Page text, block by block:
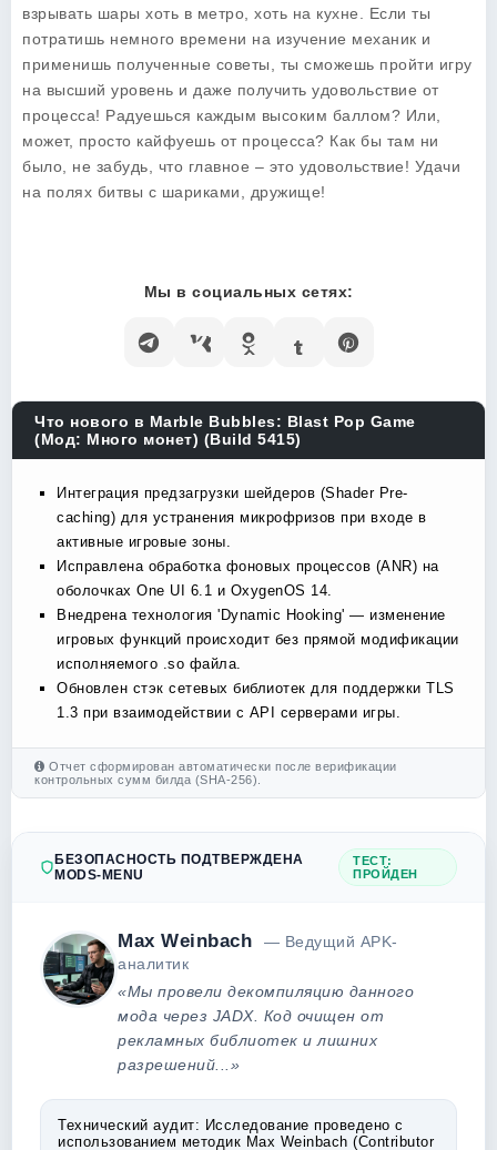
взрывать шары хоть в метро, хоть на кухне. Если ты
потратишь немного времени на изучение механик и
применишь полученные советы, ты сможешь пройти игру
на высший уровень и даже получить удовольствие от
процесса! Радуешься каждым высоким баллом? Или,
может, просто кайфуешь от процесса? Как бы там ни
было, не забудь, что главное – это удовольствие! Удачи
на полях битвы с шариками, дружище!
Мы в социальных сетях:
Что нового в Marble Bubbles: Blast Pop Game
(Мод: Много монет) (Build 5415)
Интеграция предзагрузки шейдеров (Shader Pre-
caching) для устранения микрофризов при входе в
активные игровые зоны.
Исправлена обработка фоновых процессов (ANR) на
оболочках One UI 6.1 и OxygenOS 14.
Внедрена технология 'Dynamic Hooking' — изменение
игровых функций происходит без прямой модификации
исполняемого .so файла.
Обновлен стэк сетевых библиотек для поддержки TLS
1.3 при взаимодействии с API серверами игры.
Отчет сформирован автоматически после верификации
контрольных сумм билда (SHA-256).
БЕЗОПАСНОСТЬ ПОДТВЕРЖДЕНА
MODS-MENU
ТЕСТ:
ПРОЙДЕН
Max Weinbach
— Ведущий APK-
аналитик
«Мы провели декомпиляцию данного
мода через JADX. Код очищен от
рекламных библиотек и лишних
разрешений...»
Технический аудит: Исследование проведено с
использованием методик Max Weinbach (Contributor